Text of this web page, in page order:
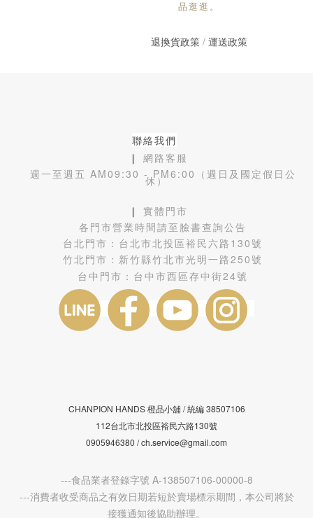
品逛逛。
退換貨政策/ 運送政策
聯絡我們
❙ 網路客服
週一至週五 AM09:30 - PM6:00（週日及國定假日公
休）
❙ 實體門市
各門市營業時間請至臉書查詢公告
台北門市： 台北市北投區裕民六路130號
竹北門市： 新竹縣竹北市光明一路250號
台中門市： 台中市西區存中街24號
CHANPION HANDS 橙品小舖 /統編38507106
112台北市北投區裕民六路130號
0905946380 / ch.service@gmail.com
---食品業者登錄字號 A-138507106-00000-8
---消費者收受商品之有效日期若短於賣場標示期間，本公司將於
接獲通知後協助辦理。